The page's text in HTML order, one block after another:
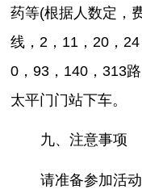
药等(根据人数定，
线，2，11，20，
0，93，140，313
太平门门站下车。
九、注意事项
请准备参加活